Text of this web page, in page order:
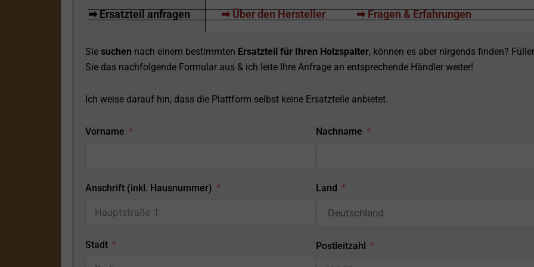
➡ Ersatzteil anfragen ➡ Über den Hersteller ➡ Fragen & Erfahrungen
Sie suchen nach einem bestimmten Ersatzteil für Ihren Holzspalter, können es aber nirgends finden?
Sie das nachfolgende Formular aus & ich leite Ihre Anfrage an entsprechende Händler weiter!
Ich weise darauf hin, dass die Plattform selbst keine Ersatzteile anbietet.
Vorname Nachname
Anschrift (inkl. Hausnummer)
Stadt
Land
Postleitzahl